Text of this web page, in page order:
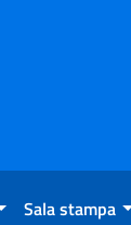
Sala stampa